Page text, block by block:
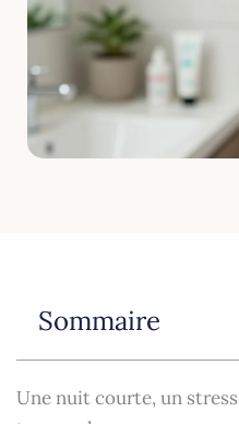
Sommaire
Une nuit courte, un